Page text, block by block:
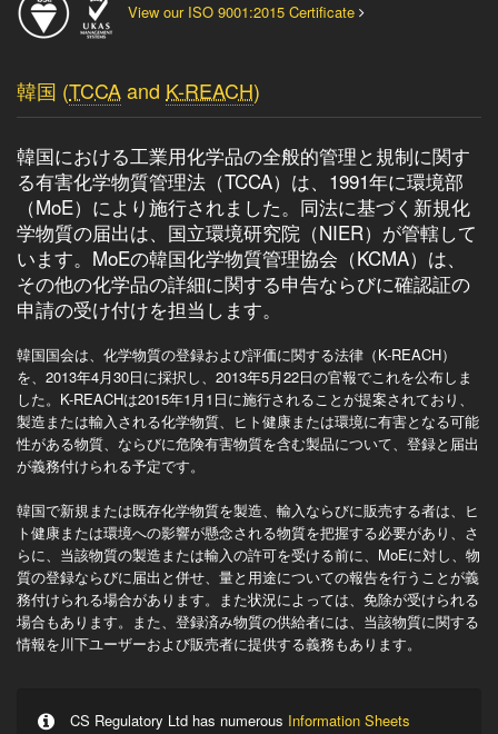
View our ISO 9001:2015 Certificate
韓国 (TCCAand K-REACH)
韓国における工業用化学品の全般的管理と規制に関す
る有害化学物質管理法（TCCA）は、1991年に環境部
（MoE）により施行されました。同法に基づく新規化
学物質の届出は、国立環境研究院（NIER）が管轄して
います。MoEの韓国化学物質管理協会（KCMA）は、
その他の化学品の詳細に関する申告ならびに確認証の
申請の受け付けを担当します。
韓国国会は、化学物質の登録および評価に関する法律（K-REACH）
を、2013年4月30日に採択し、2013年5月22日の官報でこれを公布しま
した。K-REACHは2015年1月1日に施行されることが提案されており、
製造または輸入される化学物質、ヒト健康または環境に有害となる可能
性がある物質、ならびに危険有害物質を含む製品について、登録と届出
が義務付けられる予定です。
韓国で新規または既存化学物質を製造、輸入ならびに販売する者は、ヒ
ト健康または環境への影響が懸念される物質を把握する必要があり、さ
らに、当該物質の製造または輸入の許可を受ける前に、MoEに対し、物
質の登録ならびに届出と併せ、量と用途についての報告を行うことが義
務付けられる場合があります。また状況によっては、免除が受けられる
場合もあります。また、登録済み物質の供給者には、当該物質に関する
情報を川下ユーザーおよび販売者に提供する義務もあります。
CS Regulatory Ltd has numerous Information Sheets